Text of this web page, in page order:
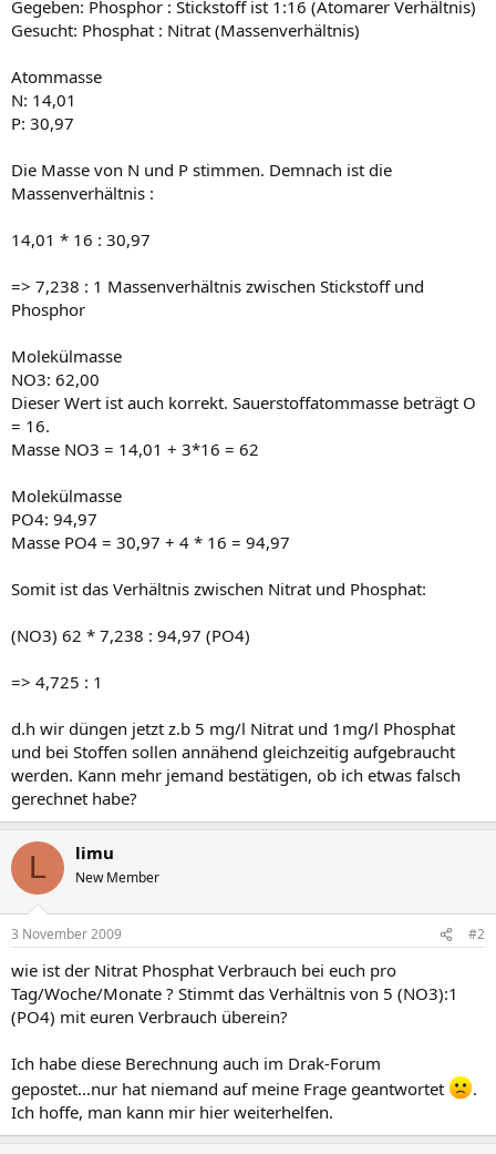
Gegeben: Phosphor : Stickstoff ist 1:16 (Atomarer Verhältnis)
Gesucht: Phosphat : Nitrat (Massenverhältnis)
Atommasse
N: 14,01
P: 30,97
Die Masse von N und P stimmen. Demnach ist die
Massenverhältnis :
14,01 * 16 : 30,97
=> 7,238 : 1 Massenverhältnis zwischen Stickstoff und
Phosphor
Molekülmasse
NO3: 62,00
Dieser Wert ist auch korrekt. Sauerstoffatommasse beträgt O
= 16.
Masse NO3 = 14,01 + 3*16 = 62
Molekülmasse
PO4: 94,97
Masse PO4 = 30,97 + 4 * 16 = 94,97
Somit ist das Verhältnis zwischen Nitrat und Phosphat:
(NO3) 62 * 7,238 : 94,97 (PO4)
=> 4,725 : 1
d.h wir düngen jetzt z.b 5 mg/l Nitrat und 1mg/l Phosphat
und bei Stoffen sollen annähend gleichzeitig aufgebraucht
werden. Kann mehr jemand bestätigen, ob ich etwas falsch
gerechnet habe?
L limu
New Member
3 November 2009 #2
wie ist der Nitrat Phosphat Verbrauch bei euch pro
Tag/Woche/Monate ? Stimmt das Verhältnis von 5 (NO3):1
(PO4) mit euren Verbrauch überein?
Ich habe diese Berechnung auch im Drak-Forum
gepostet...nur hat niemand auf meine Frage geantwortet
.
Ich hoffe, man kann mir hier weiterhelfen.